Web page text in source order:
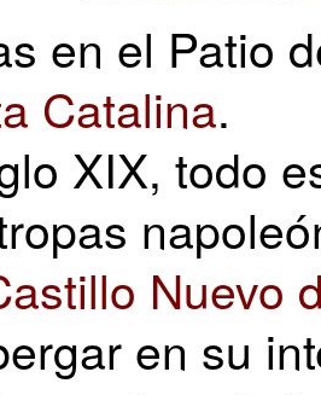
en el Patio
Catalina.
XIX, todo
Nuevo
en su